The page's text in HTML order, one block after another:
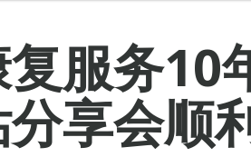
复服务10
享会顺